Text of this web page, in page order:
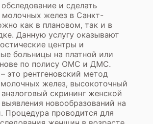
и сделать
желез в Санкт-
как в плановом, так и в
Данную услугу оказывают
центры и
больницы на платной или
по полису ОМС и ДМС.
это рентгеновский метод
желез, высокоточный
скрининг женской
новообразований на
Процедура проводится для